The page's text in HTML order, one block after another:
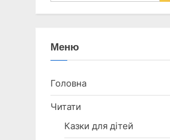
Меню
Головна
Читати
Казки для дітей